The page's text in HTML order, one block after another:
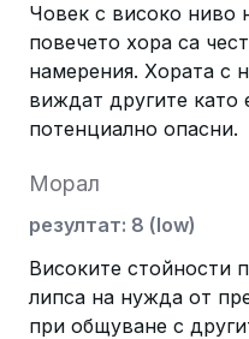
Човек с високо ниво
повечето хора са
намерения. Хората с
виждат другите като
потенциално опасни.
Морал
резултат: 8 (low)
Високите стойности
липса на нужда от
при общуване с